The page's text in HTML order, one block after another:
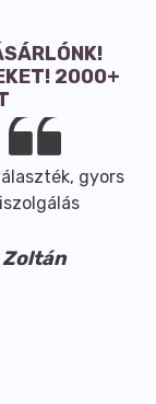
2000+
gyors
Zoltán